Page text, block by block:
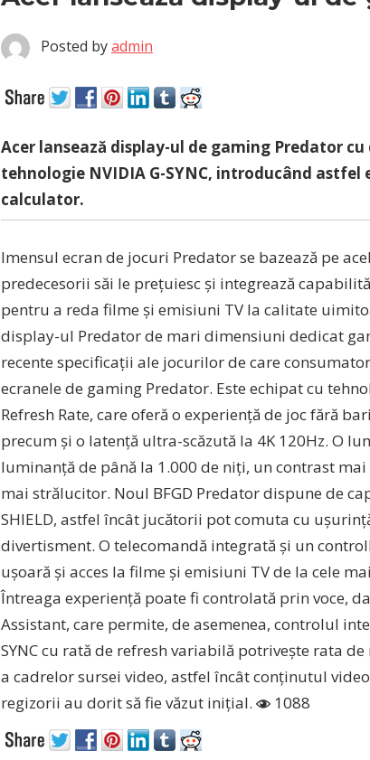
Posted byadmin
Acer lansează display-ul de gaming Predator cu
tehnologie NVIDIA G-SYNC, introducând astfel
calculator.
Imensul ecran de jocuri Predator se bazează pe
predecesorii săi le prețuiesc și integrează
pentru a reda filme și emisiuni TV la calitate
display-ul Predator de mari dimensiuni dedicat
recente specificații ale jocurilor de care
ecranele de gaming Predator. Este echipat cu
Refresh Rate, care oferă o experiență de joc fără
precum și o latență ultra-scăzută la 4K 120Hz. O
luminanță de până la 1.000 de niți, un contrast
mai strălucitor. Noul BFGD Predator dispune de
SHIELD, astfel încât jucătorii pot comuta cu
divertisment. O telecomandă integrată și un
ușoară și acces la filme și emisiuni TV de la cele
Întreaga experiență poate fi controlată prin voce,
Assistant, care permite, de asemenea, controlul
SYNC cu rată de refresh variabilă potrivește rata
a cadrelor sursei video, astfel încât conținutul
regizorii au dorit să fie văzut inițial.
1088